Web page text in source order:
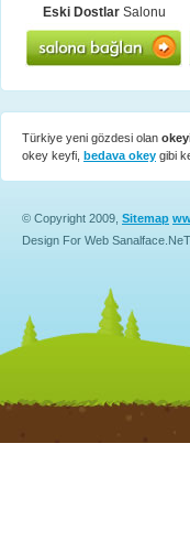
Eski DostlarSalonu
Türkiye yeni gözdesi olan
okey keyfi, bedava okey gibi
© Copyright 2009, Sitemap
Design For Web